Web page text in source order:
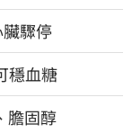
驟停
穩血糖
膽固醇